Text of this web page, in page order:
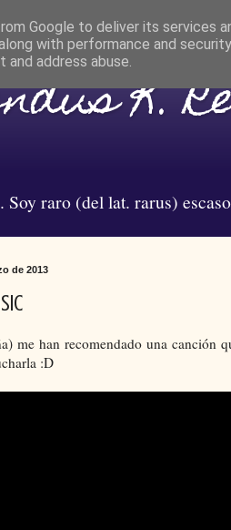
K.
Soy raro (del lat. rarus)
de 2013
me han recomendado una canción
:D
Google to deliver its services
with performance and
address abuse.